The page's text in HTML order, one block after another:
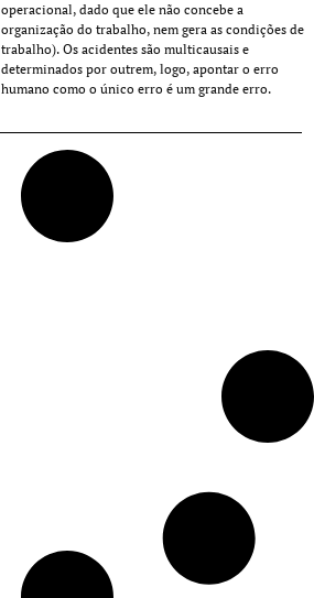
operacional, dado que ele não concebe a
organização do trabalho, nem gera as condições de
trabalho). Os acidentes são multicausais e
determinados por outrem, logo, apontar o erro
humano como o único erro é um grande erro.